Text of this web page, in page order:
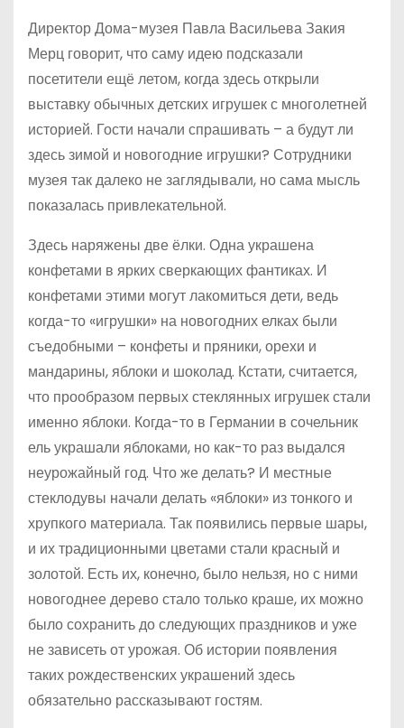
Директор Дома-музея Павла Васильева Закия
Мерц говорит, что саму идею подсказали
посетители ещё летом, когда здесь открыли
выставку обычных детских игрушек с многолетней
историей. Гости начали спрашивать – а будут ли
здесь зимой и новогодние игрушки? Сотрудники
музея так далеко не заглядывали, но сама мысль
показалась привлекательной.
Здесь наряжены две ёлки. Одна украшена
конфетами в ярких сверкающих фантиках. И
конфетами этими могут лакомиться дети, ведь
когда-то «игрушки» на новогодних елках были
съедобными – конфеты и пряники, орехи и
мандарины, яблоки и шоколад. Кстати, считается,
что прообразом первых стеклянных игрушек стали
именно яблоки. Когда-то в Германии в сочельник
ель украшали яблоками, но как-то раз выдался
неурожайный год. Что же делать? И местные
стеклодувы начали делать «яблоки» из тонкого и
хрупкого материала. Так появились первые шары,
и их традиционными цветами стали красный и
золотой. Есть их, конечно, было нельзя, но с ними
новогоднее дерево стало только краше, их можно
было сохранить до следующих праздников и уже
не зависеть от урожая. Об истории появления
таких рождественских украшений здесь
обязательно рассказывают гостям.